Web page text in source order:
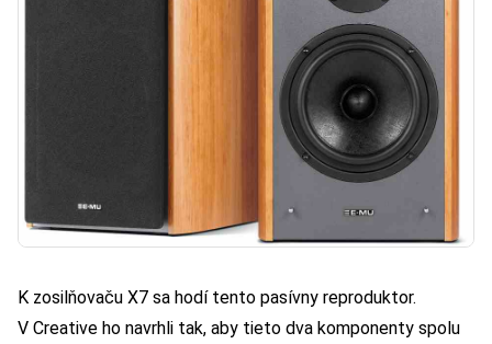
K zosilňovaču X7 sa hodí tento pasívny reproduktor.
V Creative ho navrhli tak, aby tieto dva komponenty spolu